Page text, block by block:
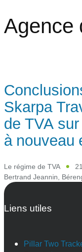
Agence
Skarpa
de TVA
à nouveau
Le régime de TVA
Bertrand Jeannin,
Liens utiles
Pillar Two